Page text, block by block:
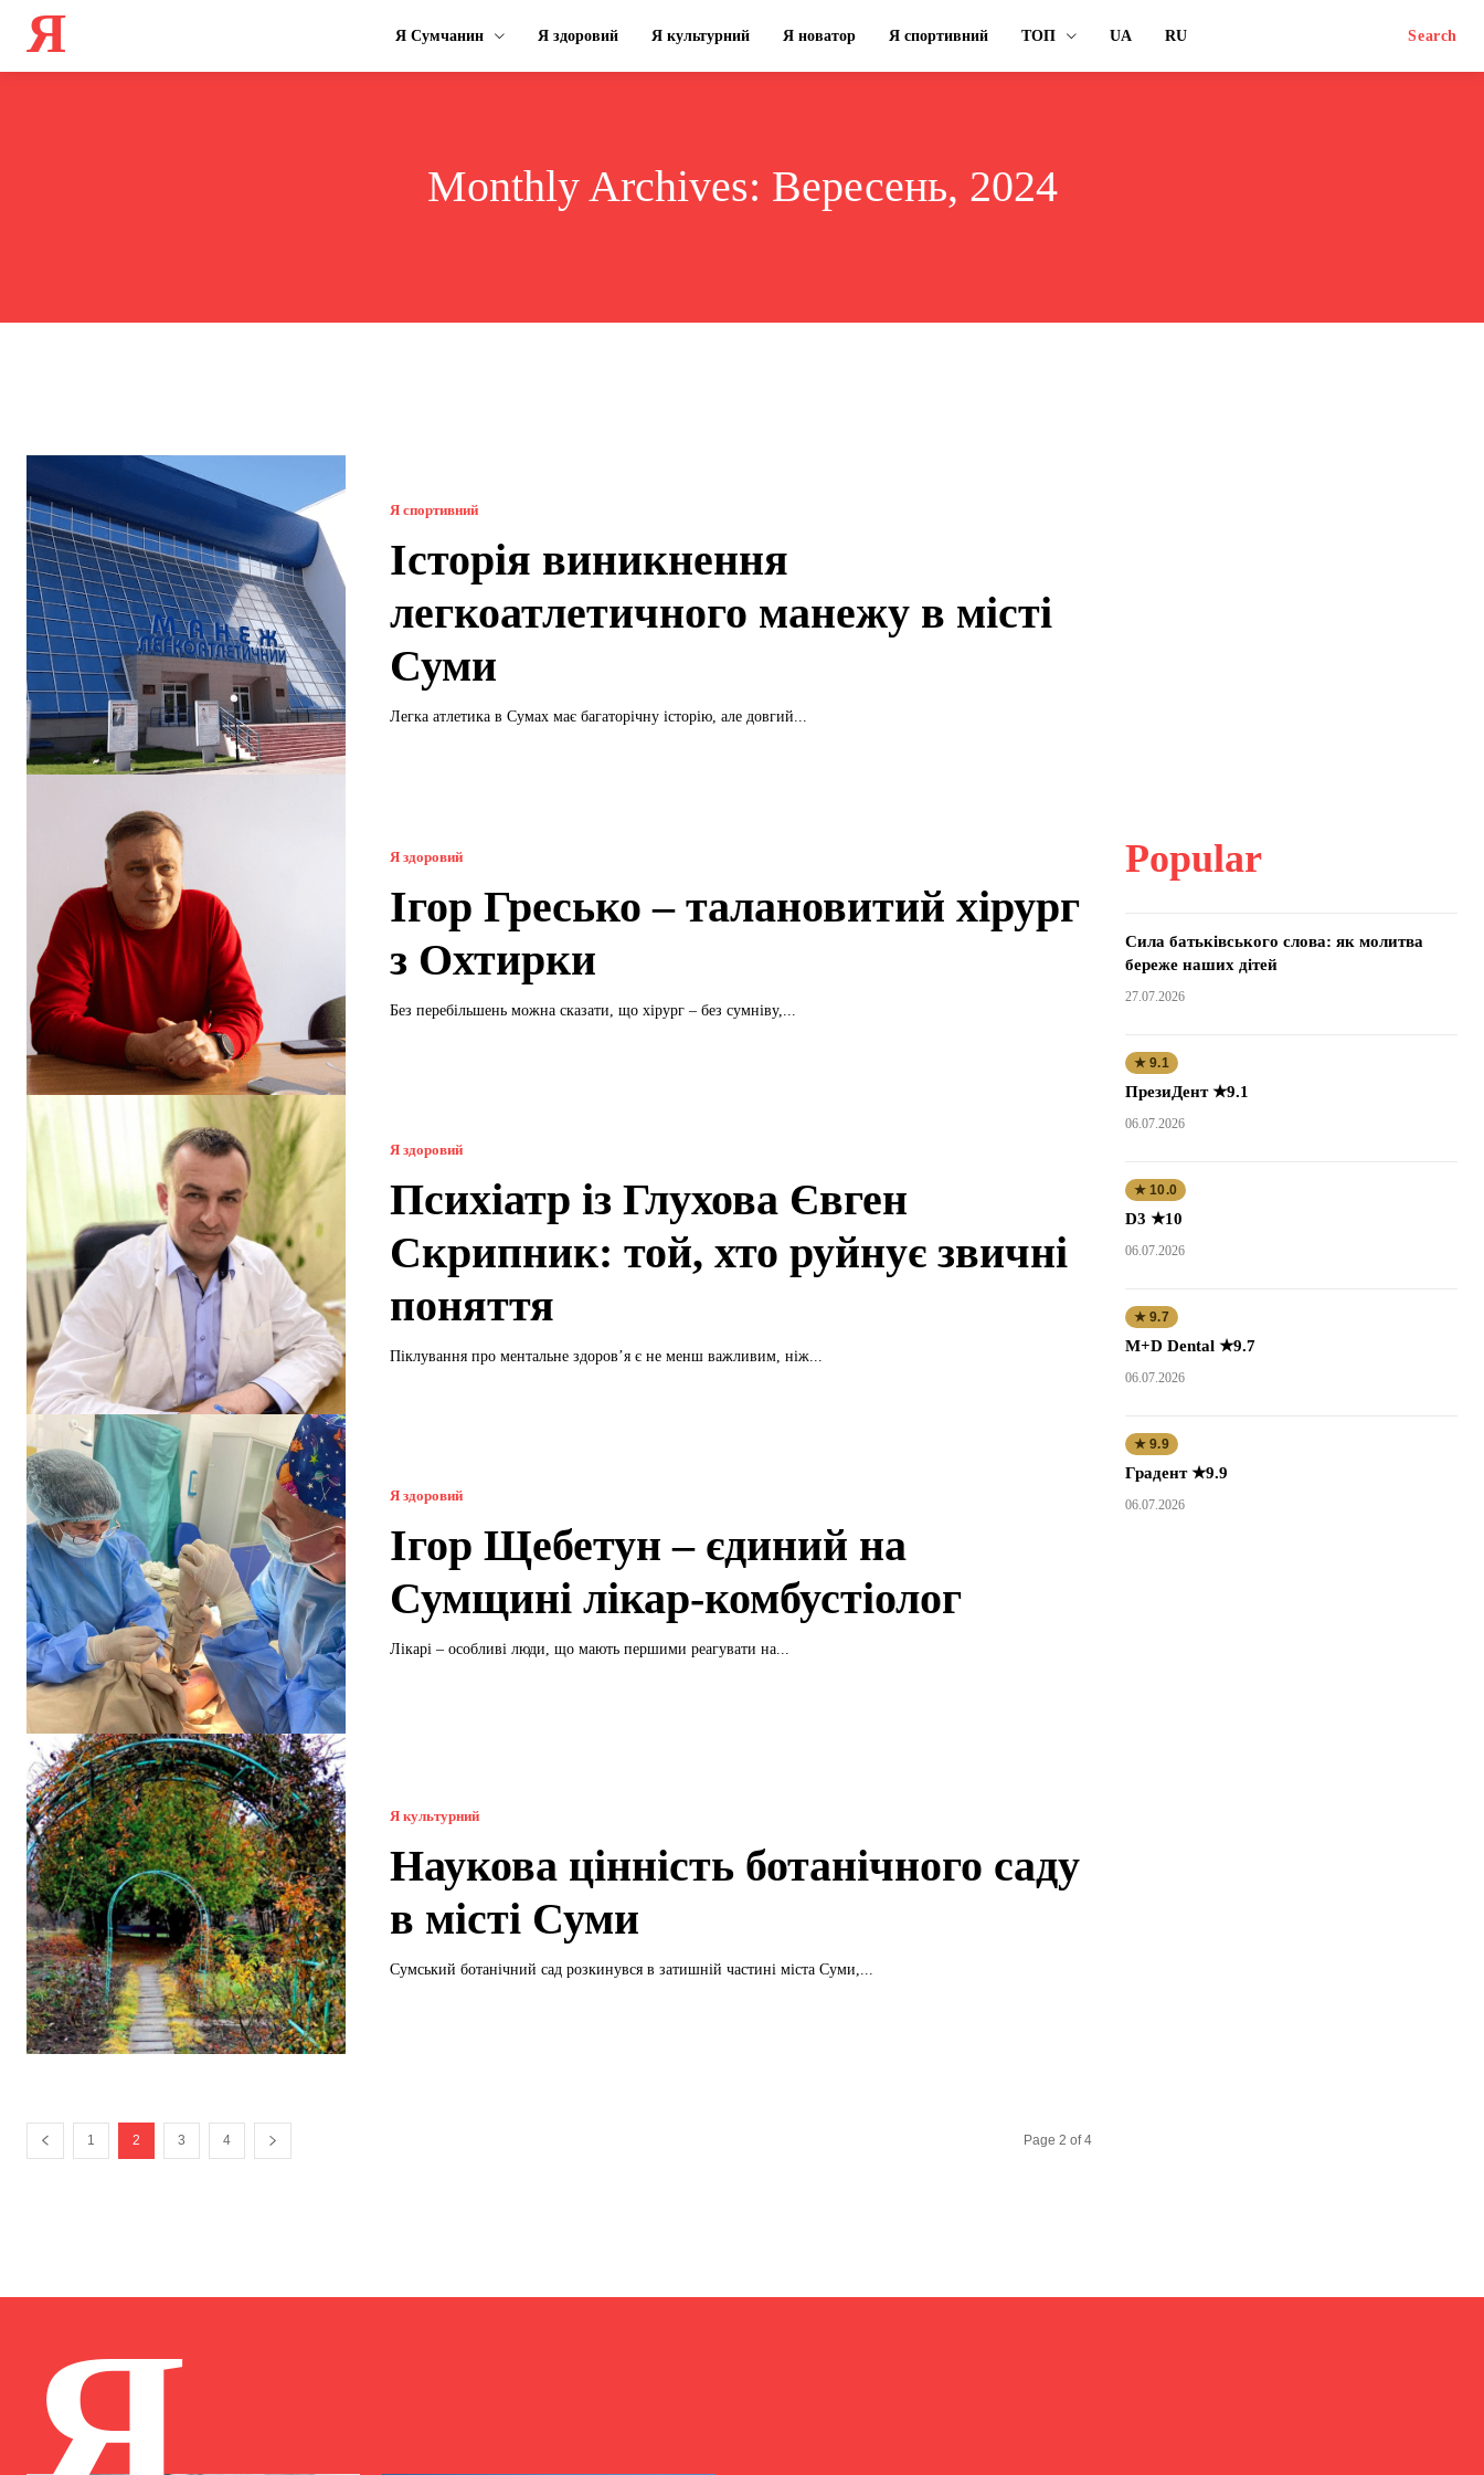
Я Я Сумчанин Я здоровий Я культурний Я новатор Я спортивний ТОП UA RU Search
Monthly Archives: Вересень, 2024
Я спортивний
Історія виникнення
легкоатлетичного манежу в місті
Суми
Легка атлетика в Сумах має багаторічну історію, але довгий...
Я здоровий
Ігор Гресько – талановитий хірург
з Охтирки
Без перебільшень можна сказати, що хірург – без сумніву,...
Я здоровий
Психіатр із Глухова Євген
Скрипник: той, хто руйнує звичні
поняття
Піклування про ментальне здоров’я є не менш важливим, ніж...
Я здоровий
Ігор Щебетун – єдиний на
Сумщині лікар-комбустіолог
Лікарі – особливі люди, що мають першими реагувати на...
Я культурний
Наукова цінність ботанічного саду
в місті Суми
Сумський ботанічний сад розкинувся в затишній частині міста Суми,...
1 2 3 4 Page 2 of 4
Popular
Сила батьківського слова: як молитва
береже наших дітей
27.07.2026
★ 9.1
ПрезиДент ★9.1
06.07.2026
★ 10.0
D3 ★10
06.07.2026
★ 9.7
M+D Dental ★9.7
06.07.2026
★ 9.9
Градент ★9.9
06.07.2026